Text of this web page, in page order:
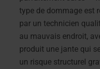
type de dommage est
par un technicien
au mauvais endroit,
produit une jante qui
un risque structurel